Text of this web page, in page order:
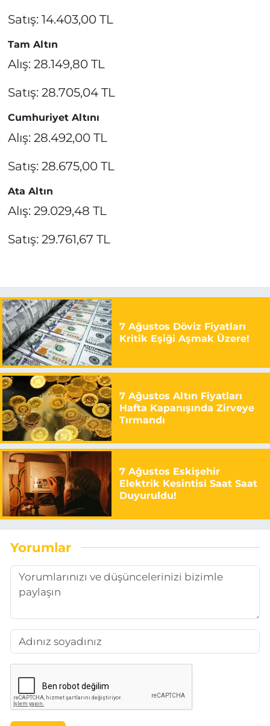
Satış: 14.403,00 TL
Tam Altın
Alış: 28.149,80 TL
Satış: 28.705,04 TL
Cumhuriyet Altını
Alış: 28.492,00 TL
Satış: 28.675,00 TL
Ata Altın
Alış: 29.029,48 TL
Satış: 29.761,67 TL
7 Ağustos Döviz Fiyatları
Kritik Eşiği Aşmak Üzere!
7 Ağustos Altın Fiyatları
Hafta Kapanışında Zirveye
Tırmandı
7 Ağustos Eskişehir
Elektrik Kesintisi Saat Saat
Duyuruldu!
Yorumlar